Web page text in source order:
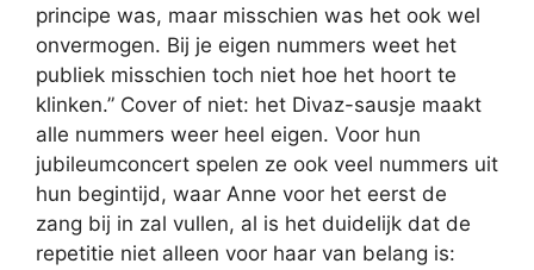
principe was, maar misschien was het ook wel
onvermogen. Bij je eigen nummers weet het
publiek misschien toch niet hoe het hoort te
klinken.” Cover of niet: het Divaz-sausje maakt
alle nummers weer heel eigen. Voor hun
jubileumconcert spelen ze ook veel nummers uit
hun begintijd, waar Anne voor het eerst de
zang bij in zal vullen, al is het duidelijk dat de
repetitie niet alleen voor haar van belang is: